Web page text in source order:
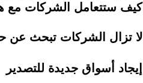
كيف ستتعامل الشركات مع
لا تزال الشركات تبحث عن
إيجاد أسواق جديدة للتصدير